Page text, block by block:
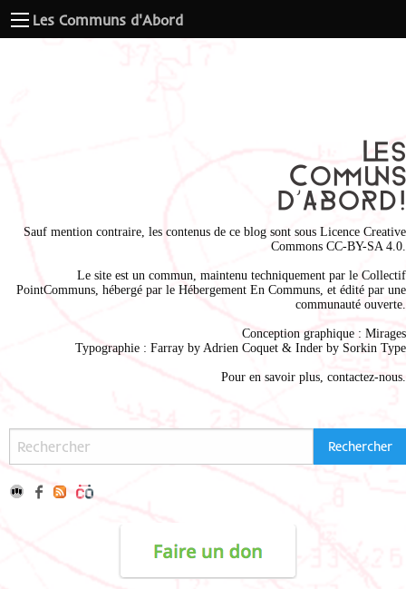
Les Communs d'Abord
Sauf mention contraire, les contenus de ce blog sont sous Licence Creative
Commons CC-BY-SA 4.0
Le site est un commun, maintenu techniquement par le Collectif
PointCommuns , hébergé par le Hébergement En Communs , et édité par une
communauté ouverte.
Conception graphique : Mirages
Typographie : Farray by Adrien Coquet & Inder by Sorkin Type
Pour en savoir plus, contactez-nous